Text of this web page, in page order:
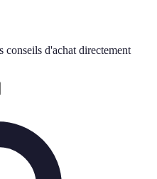
conseils d'achat directement